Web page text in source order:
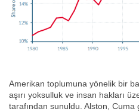
Amerikan toplumuna yönelik bir
aşırı yoksulluk ve insan hakları
tarafından sunuldu. Alston,